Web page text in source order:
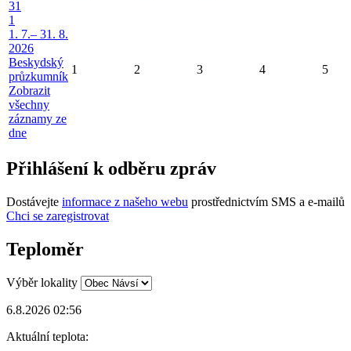
31
1
1. 7.– 31. 8.
2026
Beskydský
průzkumník
Zobrazit
všechny
záznamy ze
dne
1 2 3 4 5
Přihlášení k odběru zpráv
Dostávejte informace z našeho webu prostřednictvím SMS a e-mailů
Chci se zaregistrovat
Teploměr
Výběr lokality
6.8.2026 02:56
Aktuální teplota: